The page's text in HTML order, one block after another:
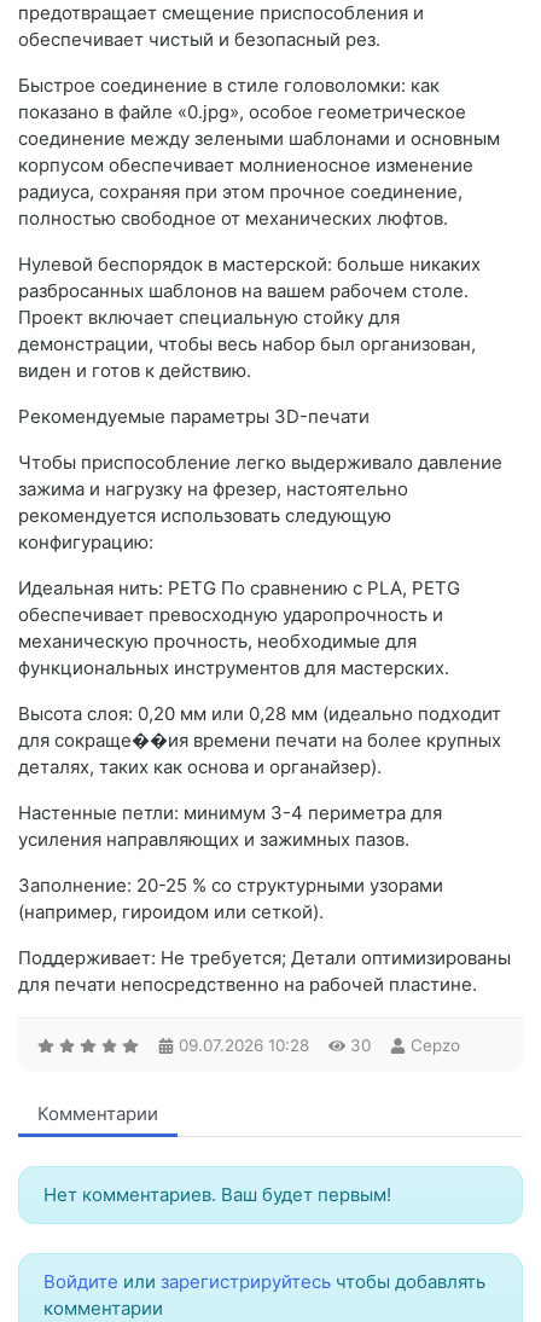
предотвращает смещение приспособления и
обеспечивает чистый и безопасный рез.
Быстрое соединение в стиле головоломки: как
показано в файле «0.jpg», особое геометрическое
соединение между зелеными шаблонами и основным
корпусом обеспечивает молниеносное изменение
радиуса, сохраняя при этом прочное соединение,
полностью свободное от механических люфтов.
Нулевой беспорядок в мастерской: больше никаких
разбросанных шаблонов на вашем рабочем столе.
Проект включает специальную стойку для
демонстрации, чтобы весь набор был организован,
виден и готов к действию.
Рекомендуемые параметры 3D-печати
Чтобы приспособление легко выдерживало давление
зажима и нагрузку на фрезер, настоятельно
рекомендуется использовать следующую
конфигурацию:
Идеальная нить: PETG По сравнению с PLA, PETG
обеспечивает превосходную ударопрочность и
механическую прочность, необходимые для
функциональных инструментов для мастерских.
Высота слоя: 0,20 мм или 0,28 мм (идеально подходит
для сокраще��ия времени печати на более крупных
деталях, таких как основа и органайзер).
Настенные петли: минимум 3-4 периметра для
усиления направляющих и зажимных пазов.
Заполнение: 20-25 % со структурными узорами
(например, гироидом или сеткой).
Поддерживает: Не требуется; Детали оптимизированы
для печати непосредственно на рабочей пластине.
09.07.2026 10:28 30 Cepzo
Комментарии
Нет комментариев. Ваш будет первым!
Войдите или зарегистрируйтесь чтобы добавлять
комментарии